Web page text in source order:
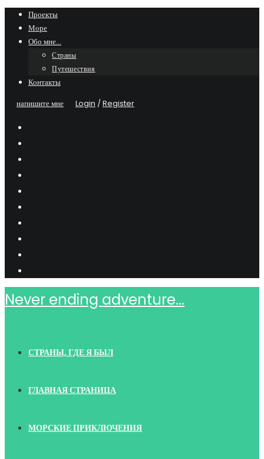
Skip
content
Проекты
Море
Обо мне…
Страны
Путешествия
Контакты
напишите мне
Login /Register
Never ending adventure...
СТРАНЫ, ГДЕ Я БЫЛ
ГЛАВНАЯ СТРАНИЦА
МОРСКИЕ ПРИКЛЮЧЕНИЯ